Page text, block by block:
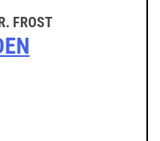
FROST